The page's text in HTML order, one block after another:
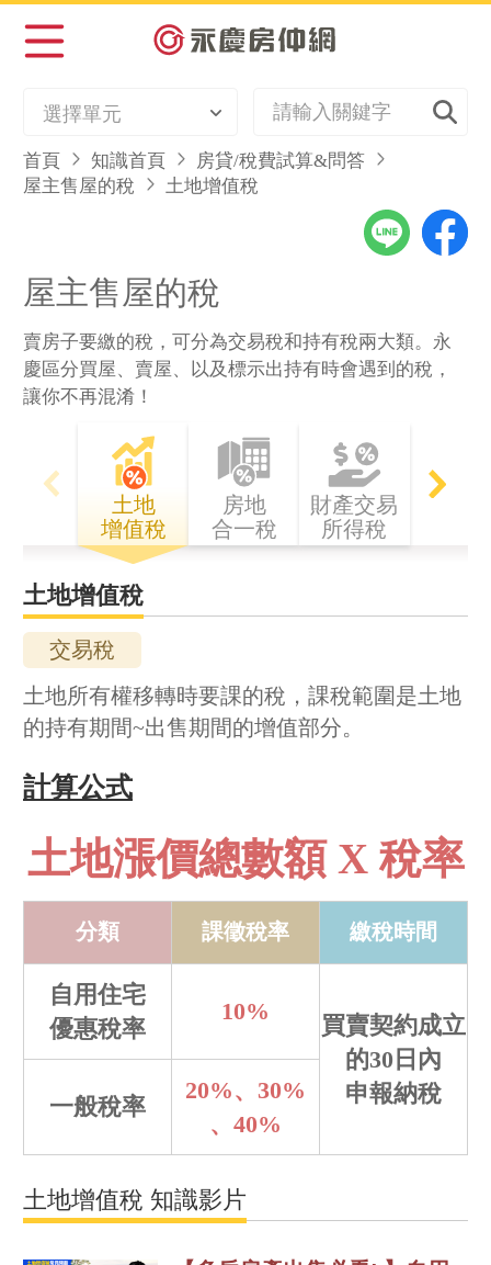
選擇單元
首頁 知識首頁
房貸/稅費試算&問答
屋主售屋的稅
土地增值稅
屋主售屋的稅
賣房子要繳的稅，可分為交易稅和持有稅兩大類。永
慶區分買屋、賣屋、以及標示出持有時會遇到的稅，
讓你不再混淆！
土地
增值稅
房地
合一稅
財產交易
所得稅
土地增值稅
交易稅
土地所有權移轉時要課的稅，課稅範圍是土地
的持有期間~出售期間的增值部分。
計算公式
土地漲價總數額X 稅率
分類 課徵稅率 繳稅時間
自用住宅
優惠稅率
10%
買賣契約成立
的30日內
申報納稅
一般稅率
20%、30%
、40%
土地增值稅 知識影片